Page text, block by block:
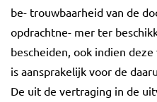
be- trouwbaarheid van de
opdrachtne- mer ter
bescheiden, ook indien
is aansprakelijk voor de
De uit de vertraging in de